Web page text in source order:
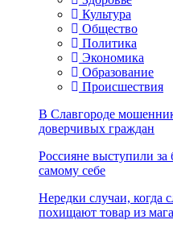
Культура
Общество
Политика
Экономика
Образование
Происшествия
В Славгороде
доверчивых граждан
Россияне выступили за
самому себе
Нередки случаи, когда
похищают товар из